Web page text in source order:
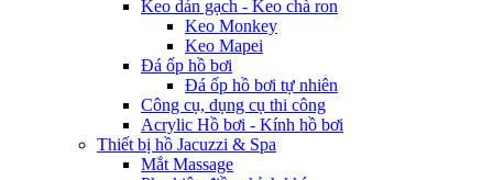
Keo dán gạch - Keo chà ron
Keo Monkey
Keo Mapei
Đá ốp hồ bơi
Đá ốp hồ bơi tự nhiên
Công cụ, dụng cụ thi công
Acrylic Hồ bơi - Kính hồ bơi
Thiết bị hồ Jacuzzi & Spa
Mắt Massage